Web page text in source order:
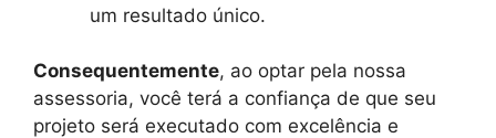
um resultado único.
Consequentemente, ao optar pela nossa
assessoria, você terá a confiança de que seu
projeto será executado com excelência e